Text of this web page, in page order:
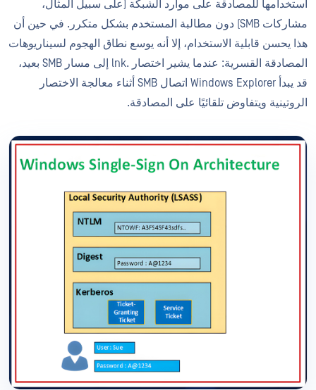
استخدامها للمصادقة على موارد الشبكة (على سبيل المثال،
مشاركات SMB) دون مطالبة المستخدم بشكل متكرر. في حين أن
هذا يحسن قابلية الاستخدام، إلا أنه يوسع نطاق الهجوم لسيناريوهات
المصادقة القسرية: عندما يشير اختصار .lnk إلى مسار SMB بعيد،
قد يبدأ Windows Explorer اتصال SMB أثناء معالجة الاختصار
الروتينية ويتفاوض تلقائيًا على المصادقة.